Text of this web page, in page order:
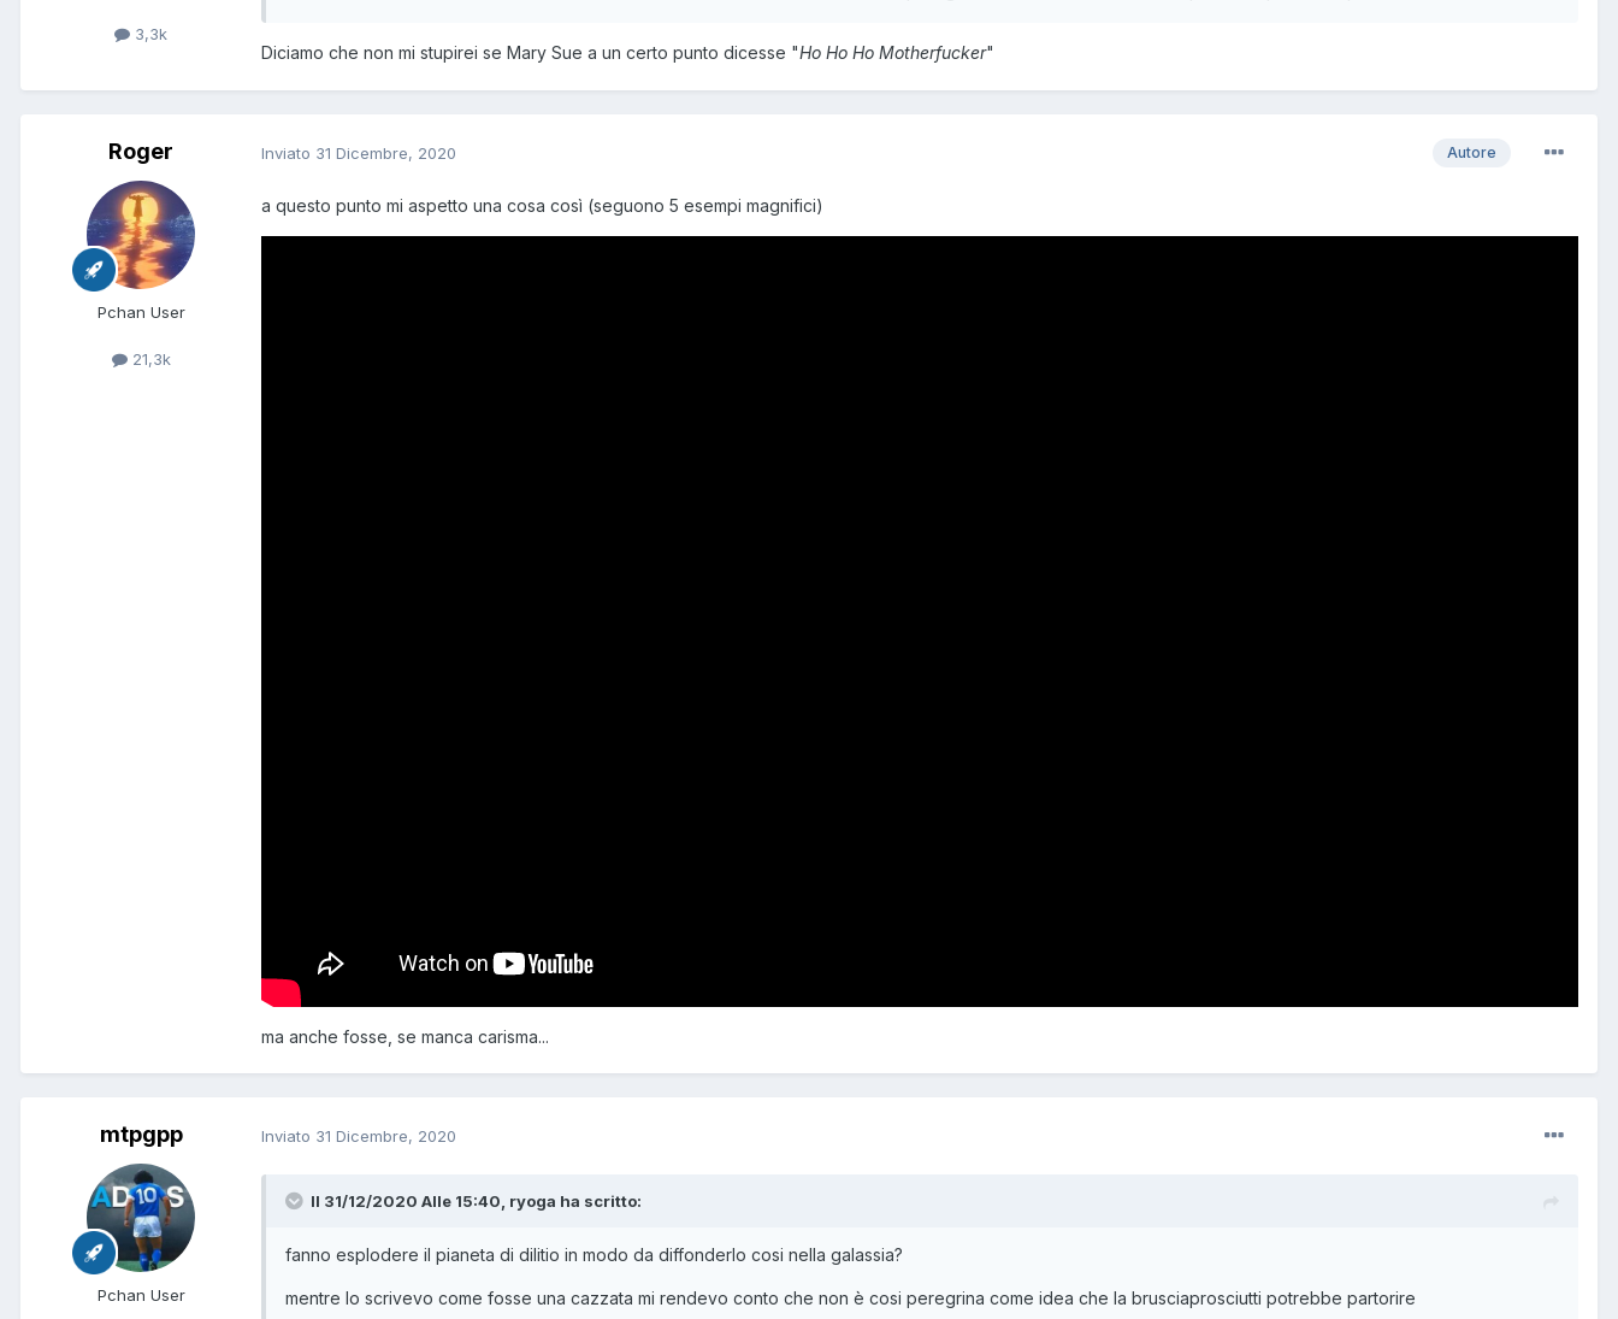
3,3k
Diciamo che non mi stupirei se Mary Sue a un certo punto dicesse "Ho Ho Ho Motherfucker"
Roger
Pchan User
21,3k
Autore
Inviato 31 Dicembre, 2020
a questo punto mi aspetto una cosa così (seguono 5 esempi magnifici)
ma anche fosse, se manca carisma...
mtpgpp
Pchan User
Inviato 31 Dicembre, 2020
Il 31/12/2020 Alle 15:40, ryoga ha scritto:
fanno esplodere il pianeta di dilitio in modo da diffonderlo cosi nella galassia?
mentre lo scrivevo come fosse una cazzata mi rendevo conto che non è cosi peregrina come idea che la brusciaprosciutti potrebbe partorire